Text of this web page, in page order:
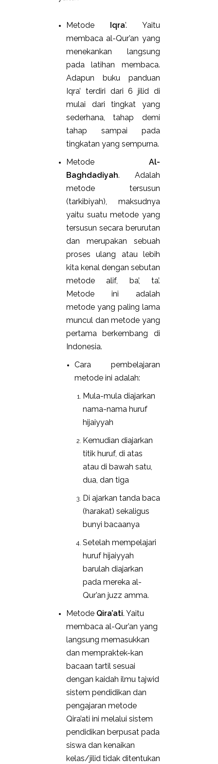
Metode Iqra’. Yaitu
membaca al-Qur’an yang
menekankan langsung
pada latihan membaca.
Adapun buku panduan
Iqra’ terdiri dari 6 jilid di
mulai dari tingkat yang
sederhana, tahap demi
tahap sampai pada
tingkatan yang sempurna.
Metode Al-
Baghdadiyah. Adalah
metode tersusun
(tarkibiyah), maksudnya
yaitu suatu metode yang
tersusun secara berurutan
dan merupakan sebuah
proses ulang atau lebih
kita kenal dengan sebutan
metode alif, ba’, ta’.
Metode ini adalah
metode yang paling lama
muncul dan metode yang
pertama berkembang di
Indonesia.
Cara pembelajaran
metode ini adalah:
Mula-mula diajarkan
nama-nama huruf
hijaiyyah
Kemudian diajarkan
titik huruf, di atas
atau di bawah satu,
dua, dan tiga
Di ajarkan tanda baca
(harakat) sekaligus
bunyi bacaanya
Setelah mempelajari
huruf hijaiyyah
barulah diajarkan
pada mereka al-
Qur’an juzz amma.
Metode Qira’ati. Yaitu
membaca al-Qur’an yang
langsung memasukkan
dan mempraktek-kan
bacaan tartil sesuai
dengan kaidah ilmu tajwid
sistem pendidikan dan
pengajaran metode
Qira’ati ini melalui sistem
pendidikan berpusat pada
siswa dan kenaikan
kelas/jilid tidak ditentukan